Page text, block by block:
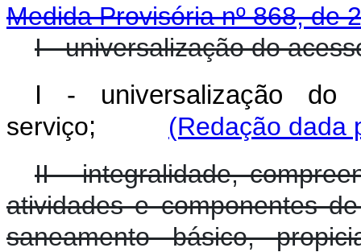
Medida Provisória nº 868, de
I - universalização do
I - universalização do
serviço;
(Redação dada
II - integralidade,
atividades e componentes
saneamento básico,